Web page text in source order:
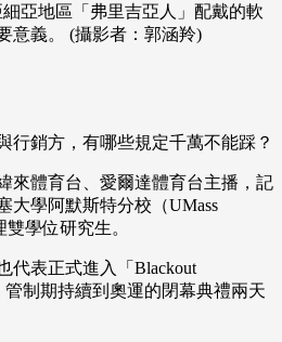
細亞地區「弗里吉亞人」配戴的軟
意義。 (攝影者：郭涵羚)
行銷方，有哪些規定千萬不能踩？
來體育台、愛爾達體育台主播，記
大學阿默斯特分校（UMass
學位研究生。
代表正式進入「Blackout
管制期持續到奧運的閉幕典禮兩天